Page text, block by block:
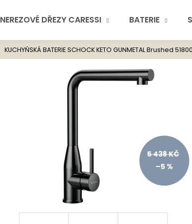
NEREZOVÉ DŘEZY CARESSI BATERIE
KUCHYŇSKÁ BATERIE SCHOCK KETO GUNMETAL Brushed
5 438 KČ
–5 %
Co